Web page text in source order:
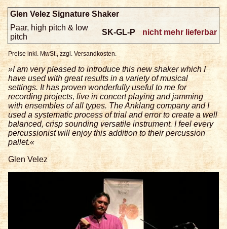
Glen Velez Signature Shaker
Paar, high pitch & low
pitch
SK-GL-P nicht mehr lieferbar
Preise inkl. MwSt., zzgl. Versandkosten.
»I am very pleased to introduce this new shaker which I
have used with great results in a variety of musical
settings. It has proven wonderfully useful to me for
recording projects, live in concert playing and jamming
with ensembles of all types. The Anklang company and I
used a systematic process of trial and error to create a well
balanced, crisp sounding versatile instrument. I feel every
percussionist will enjoy this addition to their percussion
pallet.«
Glen Velez